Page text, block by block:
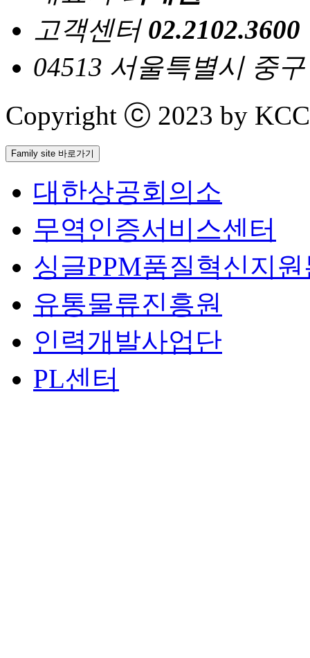
고객센터 02.2102.3600
04513 서울특별시 중
Copyright ⓒ 2023 by
Family site 바로가기
대한상공회의소
무역인증서비스센터
싱글PPM품질혁신지
유통물류진흥원
인력개발사업단
PL센터